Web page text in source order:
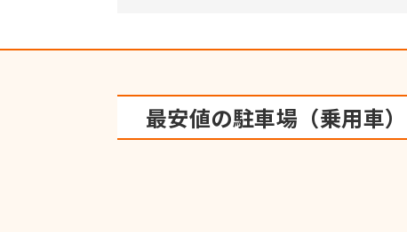
最安値の駐車場（乗用車）